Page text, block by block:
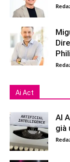
Ai Act
AI
già